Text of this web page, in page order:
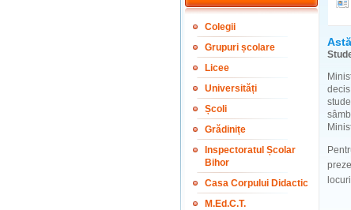
Colegii
Grupuri școlare
Licee
Universități
Școli
Grădinițe
Inspectoratul Școlar
Bihor
Casa Corpului Didactic
M.Ed.C.T.